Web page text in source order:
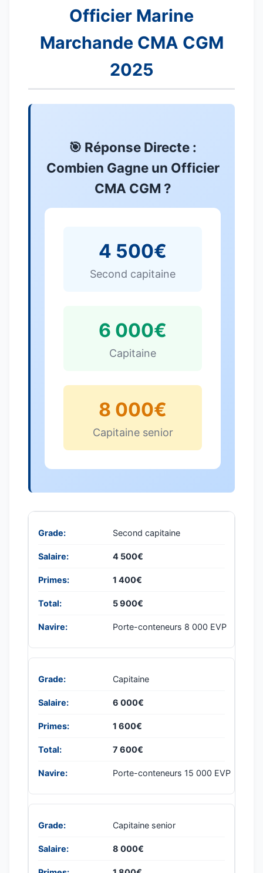
Officier Marine
Marchande CMA CGM
2025
🎯 Réponse Directe :
Combien Gagne un Officier
CMA CGM ?
4 500€
Second capitaine
6 000€
Capitaine
8 000€
Capitaine senior
Second capitaine
4 500€
1 400€
5 900€
Porte-conteneurs 8 000 EVP
Capitaine
6 000€
1 600€
7 600€
Porte-conteneurs 15 000 EVP
Capitaine senior
8 000€